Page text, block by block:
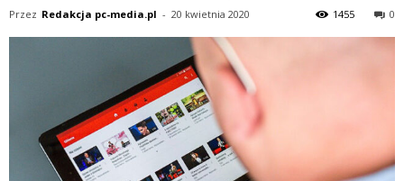
Przez Redakcja pc-media.pl - 20 kwietnia 2020 0
1455